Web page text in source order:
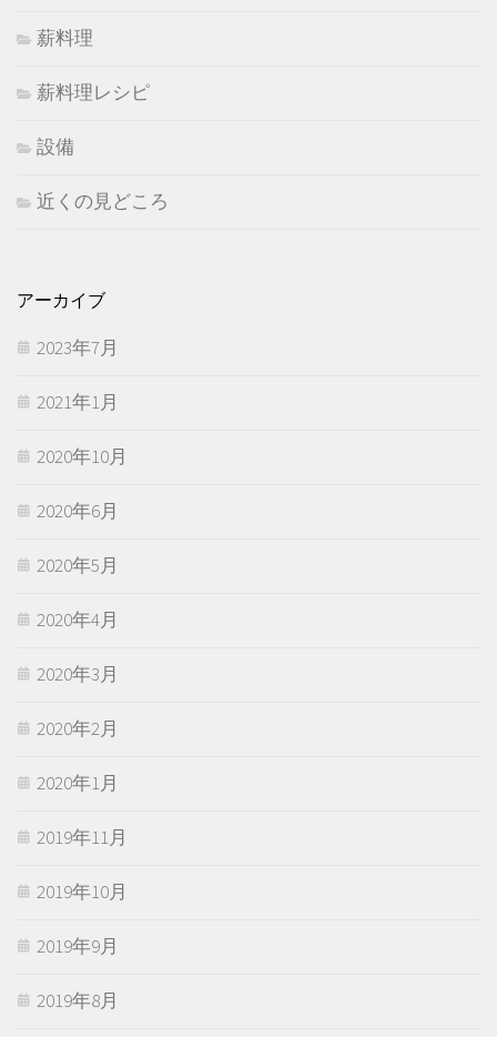
薪料理
薪料理レシピ
設備
近くの見どころ
アーカイブ
2023年7月
2021年1月
2020年10月
2020年6月
2020年5月
2020年4月
2020年3月
2020年2月
2020年1月
2019年11月
2019年10月
2019年9月
2019年8月